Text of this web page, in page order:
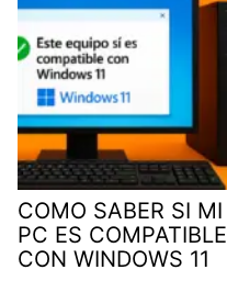
COMO SABER SI MI
PC ES COMPATIBLE
CON WINDOWS 11